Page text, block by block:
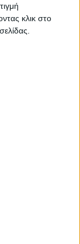
κλικ στο
ο αγώνας
σημαίες,